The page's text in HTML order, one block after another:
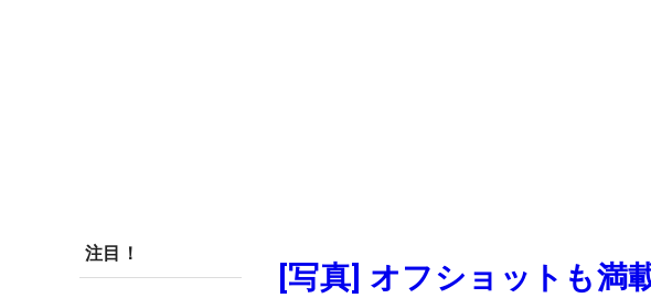
注目！
[写真] オフショットも